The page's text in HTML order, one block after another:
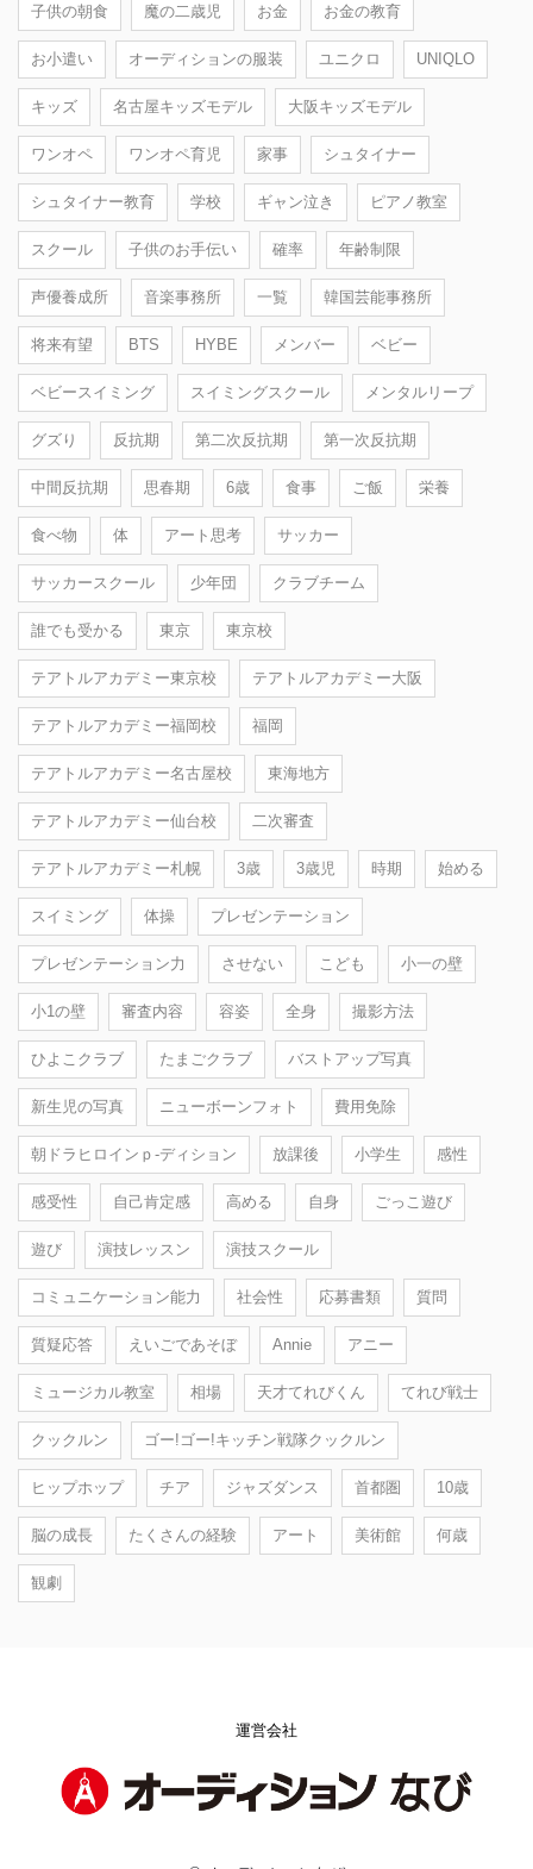
子供の朝食 魔の二歳児 お金 お金の教育
お小遣い オーディションの服装 ユニクロ UNIQLO
キッズ 名古屋キッズモデル 大阪キッズモデル
ワンオペ ワンオペ育児 家事 シュタイナー
シュタイナー教育 学校 ギャン泣き ピアノ教室
スクール 子供のお手伝い 確率 年齢制限
声優養成所 音楽事務所 一覧 韓国芸能事務所
将来有望 BTS HYBE メンバー ベビー
ベビースイミング スイミングスクール メンタルリープ
グズり 反抗期 第二次反抗期 第一次反抗期
中間反抗期 思春期 6歳 食事 ご飯 栄養
食べ物 体 アート思考 サッカー
サッカースクール 少年団 クラブチーム
誰でも受かる 東京 東京校
テアトルアカデミー東京校 テアトルアカデミー大阪
テアトルアカデミー福岡校 福岡
テアトルアカデミー名古屋校 東海地方
テアトルアカデミー仙台校 二次審査
テアトルアカデミー札幌 3歳 3歳児 時期 始める
スイミング 体操 プレゼンテーション
プレゼンテーション力 させない こども 小一の壁
小1の壁 審査内容 容姿 全身 撮影方法
ひよこクラブ たまごクラブ バストアップ写真
新生児の写真 ニューボーンフォト 費用免除
朝ドラヒロインｐ-ディション 放課後 小学生 感性
感受性 自己肯定感 高める 自身 ごっこ遊び
遊び 演技レッスン 演技スクール
コミュニケーション能力 社会性 応募書類 質問
質疑応答 えいごであそぼ Annie アニー
ミュージカル教室 相場 天才てれびくん てれび戦士
クックルン ゴー!ゴー!キッチン戦隊クックルン
ヒップホップ チア ジャズダンス 首都圏 10歳
脳の成長 たくさんの経験 アート 美術館 何歳
観劇
運営会社